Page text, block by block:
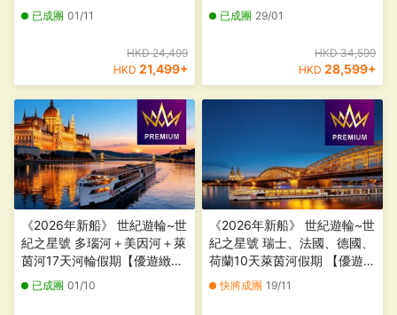
法國(馬賽) 10天豪華郵輪假期
【優遊緻選】
已成團 01/11
HKD 24,499
HKD 21,499+
【優遊全包】
已成團 29/01
HKD 34,599
HKD 28,599+
《2026年新船》 世紀遊輪~世
紀之星號 多瑙河＋美因河＋萊
茵河17天河輪假期【優遊緻
選】
已成團 01/10
《2026年新船》 世紀遊輪~世
紀之星號 瑞士、法國、德國、
荷蘭10天萊茵河假期 【優遊緻
選】
快將成團 19/11